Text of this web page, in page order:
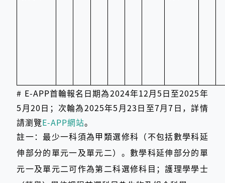
# E-APP首輪報名日期為2024年12月5日至2025年
5月20日；次輪為2025年5月23日至7月7日，詳情
請瀏覽 E-APP網站。
註一：最少一科須為甲類選修科（不包括數學科延
伸部分的單元一及單元二）。數學科延伸部分的單
元一及單元二可作為第二科選修科目；護理學學士